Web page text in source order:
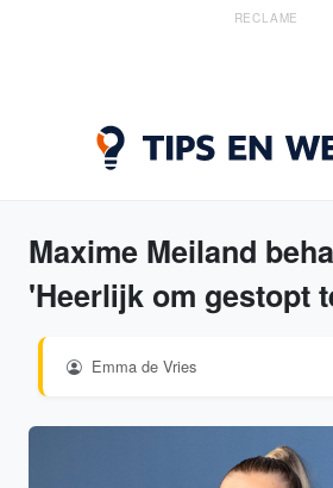
RECLAME
Maxime Meiland
'Heerlijk om gestopt
Emma de Vries